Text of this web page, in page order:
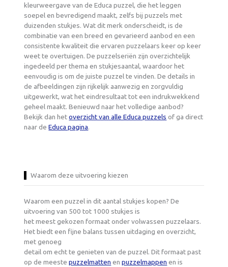
kleurweergave van de Educa puzzel, die het leggen
soepel en bevredigend maakt, zelfs bij puzzels met
duizenden stukjes. Wat dit merk onderscheidt, is de
combinatie van een breed en gevarieerd aanbod en een
consistente kwaliteit die ervaren puzzelaars keer op keer
weet te overtuigen. De puzzelseriën zijn overzichtelijk
ingedeeld per thema en stukjesaantal, waardoor het
eenvoudig is om de juiste puzzel te vinden. De details in
de afbeeldingen zijn rijkelijk aanwezig en zorgvuldig
uitgewerkt, wat het eindresultaat tot een indrukwekkend
geheel maakt. Benieuwd naar het volledige aanbod?
Bekijk dan hetoverzicht van alle Educa puzzels of ga direct
naar deEduca pagina.
Waarom deze uitvoering kiezen
Waarom een puzzel in dit aantal stukjes kopen? De
uitvoering van 500 tot 1000 stukjes is
het meest gekozen formaat onder volwassen puzzelaars.
Het biedt een fijne balans tussen uitdaging en overzicht,
met genoeg
detail om echt te genieten van de puzzel. Dit formaat past
op de meestepuzzelmatten enpuzzelmappen en is